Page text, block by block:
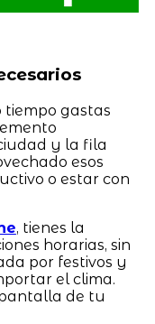
tiempo gastas
y la fila
esos
o estar con
, tienes la
horarias, sin
por festivos y
el clima.
de tu